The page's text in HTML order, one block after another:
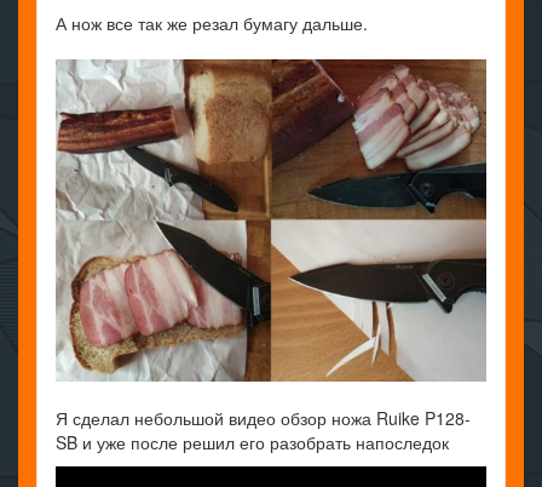
А нож все так же резал бумагу дальше.
Я сделал небольшой видео обзор ножа Ruike P128-
SB и уже после решил его разобрать напоследок